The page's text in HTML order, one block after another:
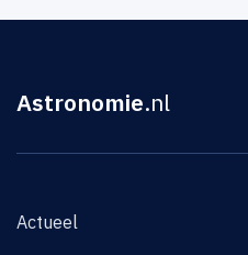
Astronomie.nl
Actueel